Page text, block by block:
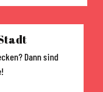
Dann sind